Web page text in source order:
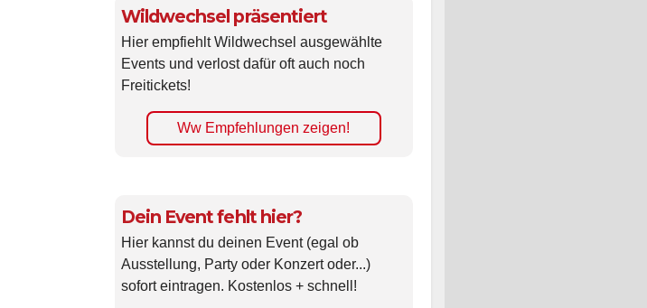
Wildwechsel präsentiert
Hier empfiehlt Wildwechsel ausgewählte
Events und verlost dafür oft auch noch
Freitickets!
Ww Empfehlungen zeigen!
Dein Event fehlt hier?
Hier kannst du deinen Event (egal ob
Ausstellung, Party oder Konzert oder...)
sofort eintragen. Kostenlos + schnell!